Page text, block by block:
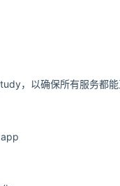
，以确保所有服务都能